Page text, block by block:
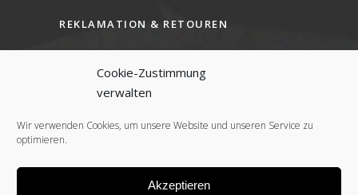
Cookie-Zustimmung
verwalten
Wir verwenden Cookies, um unsere Website und unseren Service zu
optimieren.
Akzeptieren
REKLAMATION & RETOUREN
AGB (B2B)
COOKIE-RICHTLINIE (EU)